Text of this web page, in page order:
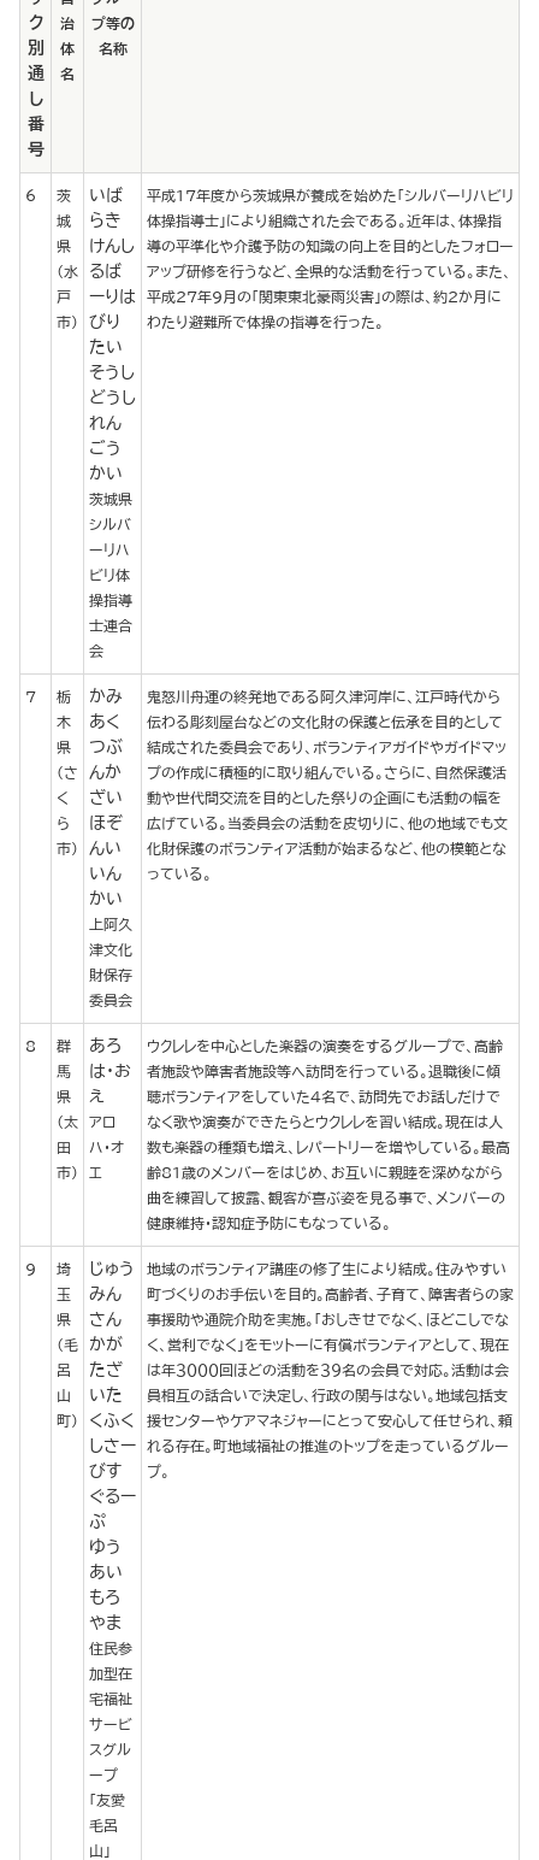
ク
別
通
し
番
号
治
体
名
プ等の
名称
6
茨
城
県
（水
戸
市）
いば
らき
けんし
るば
ーりは
びり
たい
そうし
どうし
れん
ごう
かい
茨城県
シルバ
ーリハ
ビリ体
操指導
士連合
会
平成17年度から茨城県が養成を始めた「シルバーリハビリ
体操指導士」により組織された会である。近年は、体操指
導の平準化や介護予防の知識の向上を目的としたフォロー
アップ研修を行うなど、全県的な活動を行っている。また、
平成27年9月の「関東東北豪雨災害」の際は、約2か月に
わたり避難所で体操の指導を行った。
7
栃
木
県
(さ
く
ら
市)
かみ
あく
つぶ
んか
ざい
ほぞ
んい
いん
かい
上阿久
津文化
財保存
委員会
鬼怒川舟運の終発地である阿久津河岸に、江戸時代から
伝わる彫刻屋台などの文化財の保護と伝承を目的として
結成された委員会であり、ボランティアガイドやガイドマッ
プの作成に積極的に取り組んでいる。さらに、自然保護活
動や世代間交流を目的とした祭りの企画にも活動の幅を
広げている。当委員会の活動を皮切りに、他の地域でも文
化財保護のボランティア活動が始まるなど、他の模範とな
っている。
8
群
馬
県
（太
田
市）
あろ
は・お
え
アロ
ハ・オ
エ
ウクレレを中心とした楽器の演奏をするグループで、高齢
者施設や障害者施設等へ訪問を行っている。退職後に傾
聴ボランティアをしていた４名で、訪問先でお話しだけで
なく歌や演奏ができたらとウクレレを習い結成。現在は人
数も楽器の種類も増え、レパートリーを増やしている。最高
齢81歳のメンバーをはじめ、お互いに親睦を深めながら
曲を練習して披露、観客が喜ぶ姿を見る事で、メンバーの
健康維持・認知症予防にもなっている。
9
埼
玉
県
（毛
呂
山
町）
じゅう
みん
さん
かが
たざ
いた
くふく
しさー
びす
ぐるー
ぷ
ゆう
あい
もろ
やま
住民参
加型在
宅福祉
サービ
スグル
ープ
「友愛
毛呂
山」
地域のボランティア講座の修了生により結成。住みやすい
町づくりのお手伝いを目的。高齢者、子育て、障害者らの家
事援助や通院介助を実施。「おしきせでなく、ほどこしでな
く、営利でなく」をモットーに有償ボランティアとして、現在
は年３０００回ほどの活動を３９名の会員で対応。活動は会
員相互の話合いで決定し、行政の関与はない。地域包括支
援センターやケアマネジャーにとって安心して任せられ、頼
れる存在。町地域福祉の推進のトップを走っているグルー
プ。